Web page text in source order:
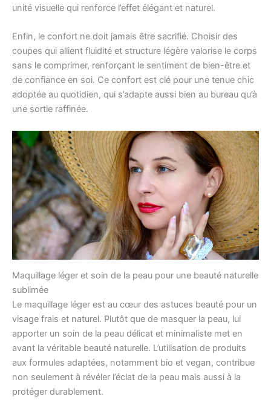
unité visuelle qui renforce l’effet élégant et naturel.
Enfin, le confort ne doit jamais être sacrifié. Choisir des
coupes qui allient fluidité et structure légère valorise le corps
sans le comprimer, renforçant le sentiment de bien-être et
de confiance en soi. Ce confort est clé pour une tenue chic
adoptée au quotidien, qui s’adapte aussi bien au bureau qu’à
une sortie raffinée.
Maquillage léger et soin de la peau pour une beauté naturelle
sublimée
Le maquillage léger est au cœur des astuces beauté pour un
visage frais et naturel. Plutôt que de masquer la peau, lui
apporter un soin de la peau délicat et minimaliste met en
avant la véritable beauté naturelle. L’utilisation de produits
aux formules adaptées, notamment bio et vegan, contribue
non seulement à révéler l’éclat de la peau mais aussi à la
protéger durablement.